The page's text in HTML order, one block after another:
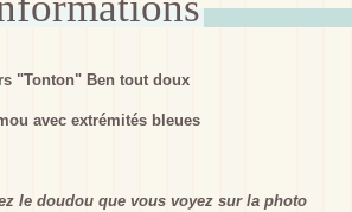
"Tonton" Ben tout doux
avec extrémités bleues
le doudou que vous voyez sur la photo